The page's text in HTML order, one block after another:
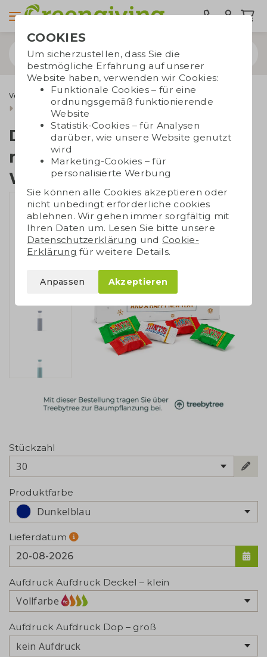
Verschenkmomente
Weihnachtsgeschenke
Geschenkpakete
Dopper Insulated 350
ml |
Weihnachtsgeschenk
Stückzahl
30
Produktfarbe
Dunkelblau
Lieferdatum
Aufdruck Aufdruck Deckel – klein
Vollfarbe
Aufdruck Aufdruck Dop – groß
kein Aufdruck
COOKIES
Um sicherzustellen, dass Sie die
bestmögliche Erfahrung auf unserer
Website haben, verwenden wir Cookies:
Funktionale Cookies – für eine
ordnungsgemäß funktionierende
Website
Statistik-Cookies – für Analysen
darüber, wie unsere Website genutzt
wird
Marketing-Cookies – für
personalisierte Werbung
Sie können alle Cookies akzeptieren oder
nicht unbedingt erforderliche cookies
ablehnen. Wir gehen immer sorgfältig mit
Ihren Daten um. Lesen Sie bitte unsere
Datenschutzerklärung und Cookie-
Erklärung für weitere Details.
Anpassen Akzeptieren